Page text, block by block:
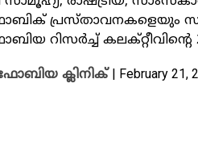
പ്രസ്താവനകളെയും
റിസർച്ച് കലക്റ്റീവിന്റെ
ക്ലിനിക് | February 21,